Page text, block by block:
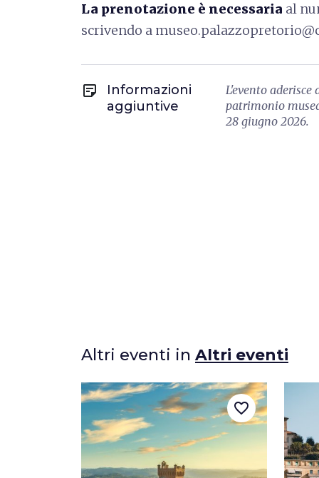
La prenotazione è necessaria al
scrivendo a
sticky_note_2
Informazioni
aggiuntive
L'evento aderisce
patrimonio
28 giugno 2026.
Altri eventi in Altri eventi
favorite_border